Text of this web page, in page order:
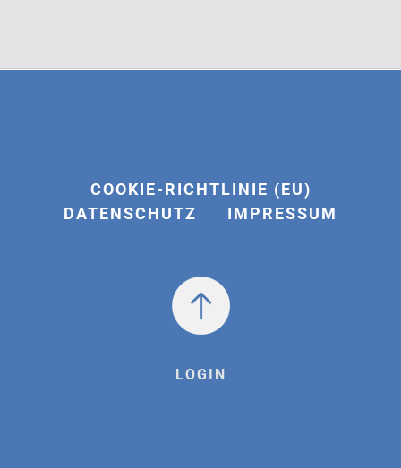
COOKIE-RICHTLINIE (EU)
DATENSCHUTZ
IMPRESSUM
LOGIN